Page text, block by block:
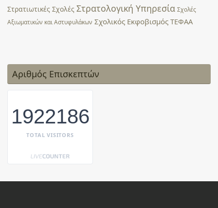
Στρατιωτικές Σχολές Στρατολογική Υπηρεσία Σχολές
Αξιωματικών και Αστυφυλάκων Σχολικός Εκφοβισμός ΤΕΦΑΑ
Αριθμός Επισκεπτών
1922186
TOTAL VISITORS